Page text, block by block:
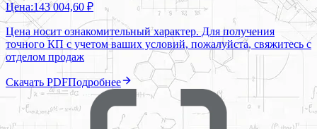
Цена:143 004,60 ₽
Цена носит ознакомительный характер. Для получения
точного КП с учетом ваших условий, пожалуйста, свяжитесь с
отделом продаж
Скачать PDFПодробнее